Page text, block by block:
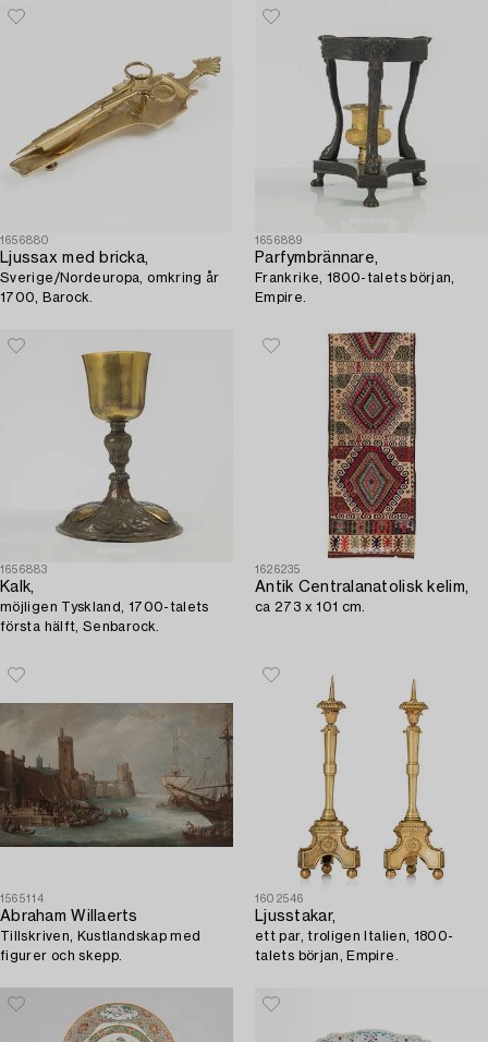
1656880
Ljussax med bricka,
Sverige/Nordeuropa, omkring år
1700, Barock.
1656889
Parfymbrännare,
Frankrike, 1800-talets början,
Empire.
1656883
Kalk,
möjligen Tyskland, 1700-talets
första hälft, Senbarock.
1626235
Antik Centralanatolisk kelim,
ca 273 x 101 cm.
1565114
Abraham Willaerts
Tillskriven, Kustlandskap med
figurer och skepp.
1602546
Ljusstakar,
ett par, troligen Italien, 1800-
talets början, Empire.